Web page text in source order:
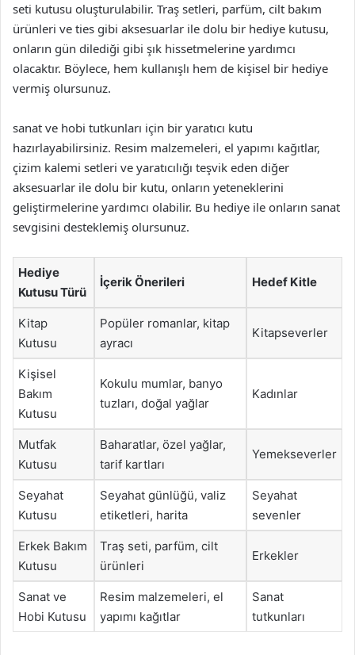
seti kutusu oluşturulabilir. Traş setleri, parfüm, cilt bakım
ürünleri ve ties gibi aksesuarlar ile dolu bir hediye kutusu,
onların gün dilediği gibi şık hissetmelerine yardımcı
olacaktır. Böylece, hem kullanışlı hem de kişisel bir hediye
vermiş olursunuz.
sanat ve hobi tutkunları için bir yaratıcı kutu
hazırlayabilirsiniz. Resim malzemeleri, el yapımı kağıtlar,
çizim kalemi setleri ve yaratıcılığı teşvik eden diğer
aksesuarlar ile dolu bir kutu, onların yeteneklerini
geliştirmelerine yardımcı olabilir. Bu hediye ile onların sanat
sevgisini desteklemiş olursunuz.
Hediye
Kutusu Türü
İçerik Önerileri Hedef Kitle
Kitap
Kutusu
Popüler romanlar, kitap
ayracı
Kitapseverler
Kişisel
Bakım
Kutusu
Kokulu mumlar, banyo
tuzları, doğal yağlar
Kadınlar
Mutfak
Kutusu
Baharatlar, özel yağlar,
tarif kartları
Yemekseverler
Seyahat
Kutusu
Seyahat günlüğü, valiz
etiketleri, harita
Seyahat
sevenler
Erkek Bakım
Kutusu
Traş seti, parfüm, cilt
ürünleri
Erkekler
Sanat ve
Hobi Kutusu
Resim malzemeleri, el
yapımı kağıtlar
Sanat
tutkunları